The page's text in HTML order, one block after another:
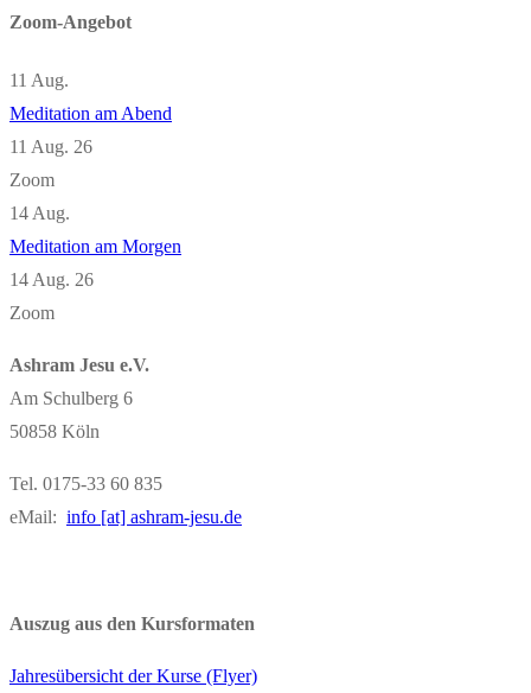
Zoom-Angebot
11 Aug.
Meditation am Abend
11 Aug. 26
Zoom
14 Aug.
Meditation am Morgen
14 Aug. 26
Zoom
Ashram Jesu e.V.
Am Schulberg 6
50858 Köln
Tel. 0175-33 60 835
eMail: info [at] ashram-jesu.de
Auszug aus den Kursformaten
Jahresübersicht der Kurse (Flyer)